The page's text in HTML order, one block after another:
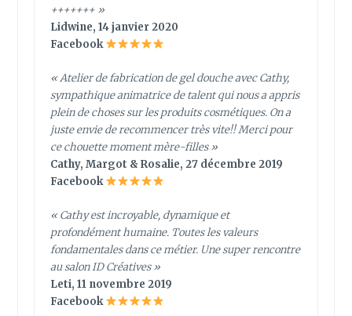
+++++++ »
Lidwine, 14 janvier 2020
Facebook
« Atelier de fabrication de gel douche avec Cathy,
sympathique animatrice de talent qui nous a appris
plein de choses sur les produits cosmétiques. On a
juste envie de recommencer très vite!! Merci pour
ce chouette moment mère-filles »
Cathy, Margot & Rosalie, 27 décembre 2019
Facebook
« Cathy est incroyable, dynamique et
profondément humaine. Toutes les valeurs
fondamentales dans ce métier. Une super rencontre
au salon ID Créatives »
Leti, 11 novembre 2019
Facebook